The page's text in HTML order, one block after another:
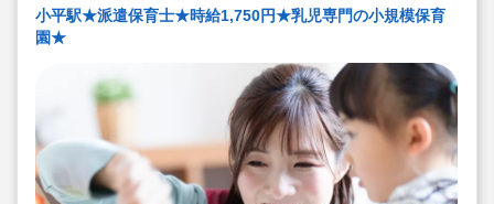
小平駅★派遣保育士★時給1,750円★乳児専門の小規模保育
園★